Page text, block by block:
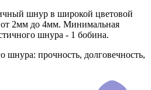
шнур в широкой цветовой
2мм до 4мм. Минимальная
шнура - 1 бобина.
шнура: прочность, долговечность,